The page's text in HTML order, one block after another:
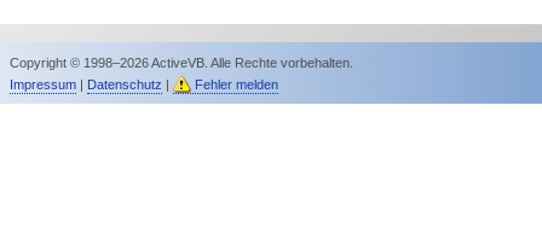
Copyright © 1998–2026 ActiveVB. Alle Rechte vorbehalten.
Impressum| Datenschutz | Fehler melden